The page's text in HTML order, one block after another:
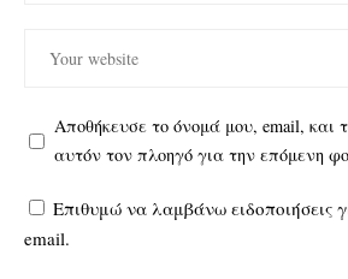
Αποθήκευσε το όνομά μου, email, και
αυτόν τον πλοηγό για την επόμενη
Επιθυμώ να λαμβάνω ειδοποιήσεις
email.